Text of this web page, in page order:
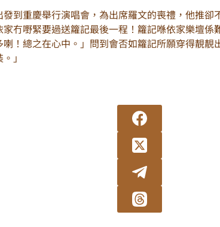
到重慶舉行演唱會，為出席羅文的喪禮，他推卻
冇嘢緊要過送籮記最後一程！籮記喺依家樂壇
！總之在心中。」問到會否如籮記所願穿得靚靚
」